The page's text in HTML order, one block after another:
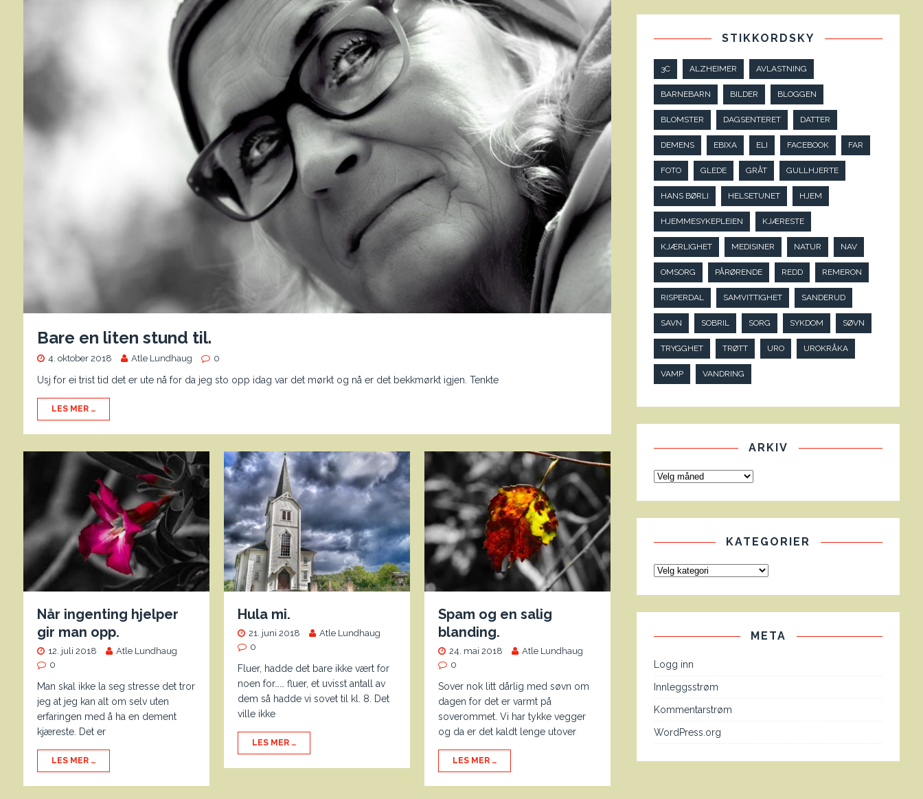
Bare en liten stund til.
4. oktober 2018 Atle Lundhaug 0
Usj for ei trist tid det er ute nå for da jeg sto opp idag var det mørkt og nå er det bekkmørkt igjen. Tenkte
LES MER …
Når ingenting hjelper
gir man opp.
12. juli 2018
Atle Lundhaug
0
Man skal ikke la seg stresse det tror
jeg at jeg kan alt om selv uten
erfaringen med å ha en dement
kjæreste. Det er
LES MER …
Hula mi.
21. juni 2018
Atle Lundhaug
0
Fluer, hadde det bare ikke vært for
noen for…… fluer, et uvisst antall av
dem så hadde vi sovet til kl. 8. Det
ville ikke
LES MER …
Spam og en salig
blanding.
24. mai 2018
Atle Lundhaug
0
Sover nok litt dårlig med søvn om
dagen for det er varmt på
soverommet. Vi har tykke vegger
og da er det kaldt lenge utover
LES MER …
STIKKORDSKY
3C ALZHEIMER AVLASTNING
BARNEBARN BILDER BLOGGEN
BLOMSTER DAGSENTERET DATTER
DEMENS EBIXA ELI FACEBOOK FAR
FOTO GLEDE GRÅT GULLHJERTE
HANS BØRLI HELSETUNET HJEM
HJEMMESYKEPLEIEN KJÆRESTE
KJÆRLIGHET MEDISINER NATUR NAV
OMSORG PÅRØRENDE REDD REMERON
RISPERDAL SAMVITTIGHET SANDERUD
SAVN SOBRIL SORG SYKDOM SØVN
TRYGGHET TRØTT URO UROKRÅKA
VAMP VANDRING
ARKIV
KATEGORIER
META
Logg inn
Innleggsstrøm
Kommentarstrøm
WordPress.org